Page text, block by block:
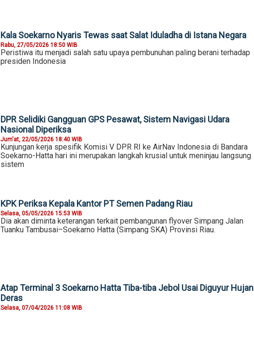
Kala Soekarno Nyaris Tewas saat Salat Iduladha di Istana Negara
Rabu, 27/05/2026 18:50 WIB
Peristiwa itu menjadi salah satu upaya pembunuhan paling berani terhadap
presiden Indonesia
DPR Selidiki Gangguan GPS Pesawat, Sistem Navigasi Udara
Nasional Diperiksa
Jum'at, 22/05/2026 18:40 WIB
Kunjungan kerja spesifik Komisi V DPR RI ke AirNav Indonesia di Bandara
Soekarno-Hatta hari ini merupakan langkah krusial untuk meninjau langsung
sistem
KPK Periksa Kepala Kantor PT Semen Padang Riau
Selasa, 05/05/2026 15:53 WIB
Dia akan diminta keterangan terkait pembangunan flyover Simpang Jalan
Tuanku Tambusai–Soekarno Hatta (Simpang SKA) Provinsi Riau.
Atap Terminal 3 Soekarno Hatta Tiba-tiba Jebol Usai Diguyur Hujan
Deras
Selasa, 07/04/2026 11:08 WIB